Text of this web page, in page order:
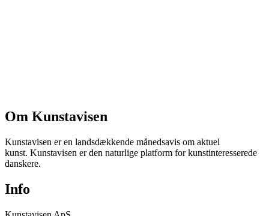
Om Kunstavisen
Kunstavisen er en landsdækkende månedsavis om aktuel
kunst. Kunstavisen er den naturlige platform for kunstinteresserede
danskere.
Info